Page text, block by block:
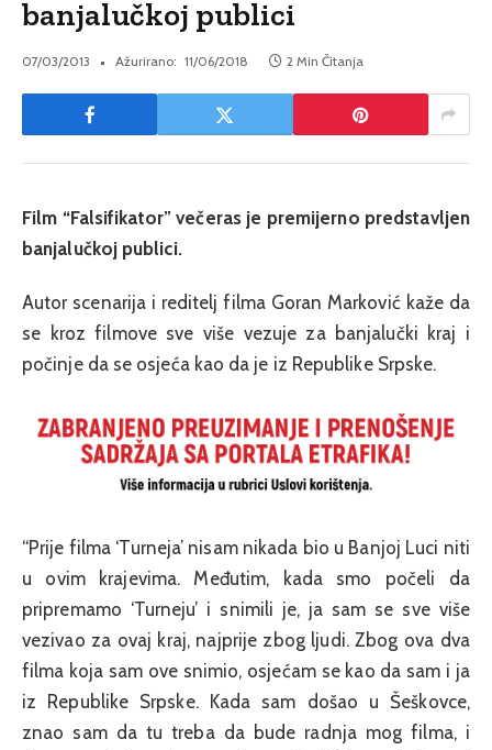
banjalučkoj publici
07/03/2013 Ažurirano: 11/06/2018 2 Min Čitanja
Film “Falsifikator” večeras je premijerno predstavljen
banjalučkoj publici.
Autor scenarija i reditelj filma Goran Marković kaže da
se kroz filmove sve više vezuje za banjalučki kraj i
počinje da se osjeća kao da je iz Republike Srpske.
“Prije filma ‘Turneja’ nisam nikada bio u Banjoj Luci niti
u ovim krajevima. Međutim, kada smo počeli da
pripremamo ‘Turneju’ i snimili je, ja sam se sve više
vezivao za ovaj kraj, najprije zbog ljudi. Zbog ova dva
filma koja sam ove snimio, osjećam se kao da sam i ja
iz Republike Srpske. Kada sam došao u Šeškovce,
znao sam da tu treba da bude radnja mog filma, i